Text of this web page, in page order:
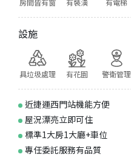
房間皆有窗 有裝潢 有電梯
設施
具垃圾處理 有花園 警衛管理
近捷運西門站機能方便
屋況漂亮立即可住
標準1大房1大廳+車位
專任委託服務有品質